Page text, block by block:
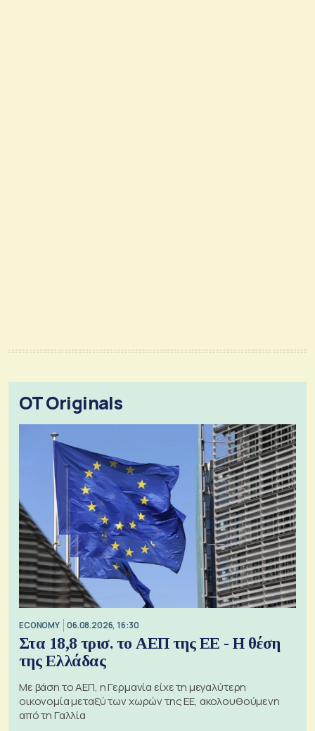
OT Originals
ECONOMY 06.08.2026, 16:30
Στα 18,8 τρισ. το ΑΕΠ της ΕΕ - Η θέση
της Ελλάδας
Με βάση το ΑΕΠ, η Γερμανία είχε τη μεγαλύτερη
οικονομία μεταξύ των χωρών της ΕΕ, ακολουθούμενη
από τη Γαλλία